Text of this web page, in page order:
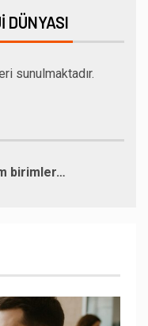
DÜNYASI
sunulmaktadır.
birimler…